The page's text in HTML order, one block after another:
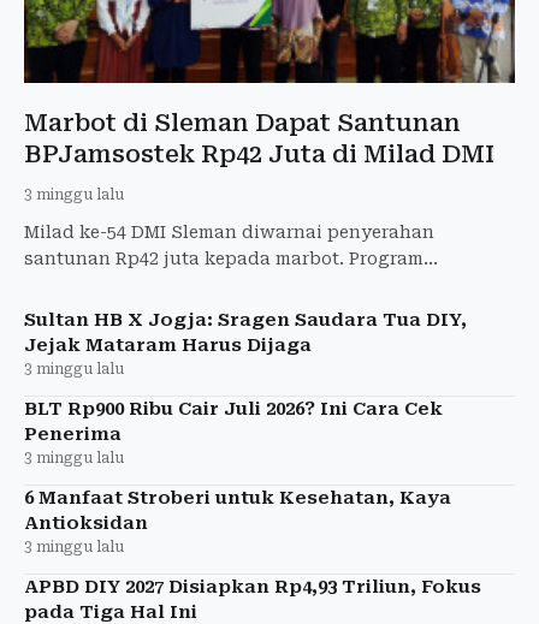
Marbot di Sleman Dapat Santunan
BPJamsostek Rp42 Juta di Milad DMI
3 minggu lalu
Milad ke-54 DMI Sleman diwarnai penyerahan
santunan Rp42 juta kepada marbot. Program
Baznas, BSI, dan Pemkab Slem
Sultan HB X Jogja: Sragen Saudara Tua DIY,
Jejak Mataram Harus Dijaga
3 minggu lalu
BLT Rp900 Ribu Cair Juli 2026? Ini Cara Cek
Penerima
3 minggu lalu
6 Manfaat Stroberi untuk Kesehatan, Kaya
Antioksidan
3 minggu lalu
APBD DIY 2027 Disiapkan Rp4,93 Triliun, Fokus
pada Tiga Hal Ini